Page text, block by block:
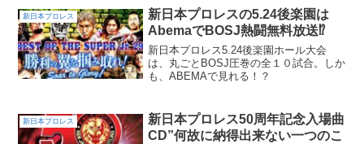
新日本プロレス
新日本プロレスの5.24後楽園は
AbemaでBOSJ熱闘無料放送⁉︎
新日本プロレス5.24後楽園ホール大会
は、丸ごとBOSJ圧巻の全１０試合。しか
も、ABEMAで見れる！？
新日本プロレス
新日本プロレス50周年記念入場曲
CD”何故に納得出来ない一つのこ